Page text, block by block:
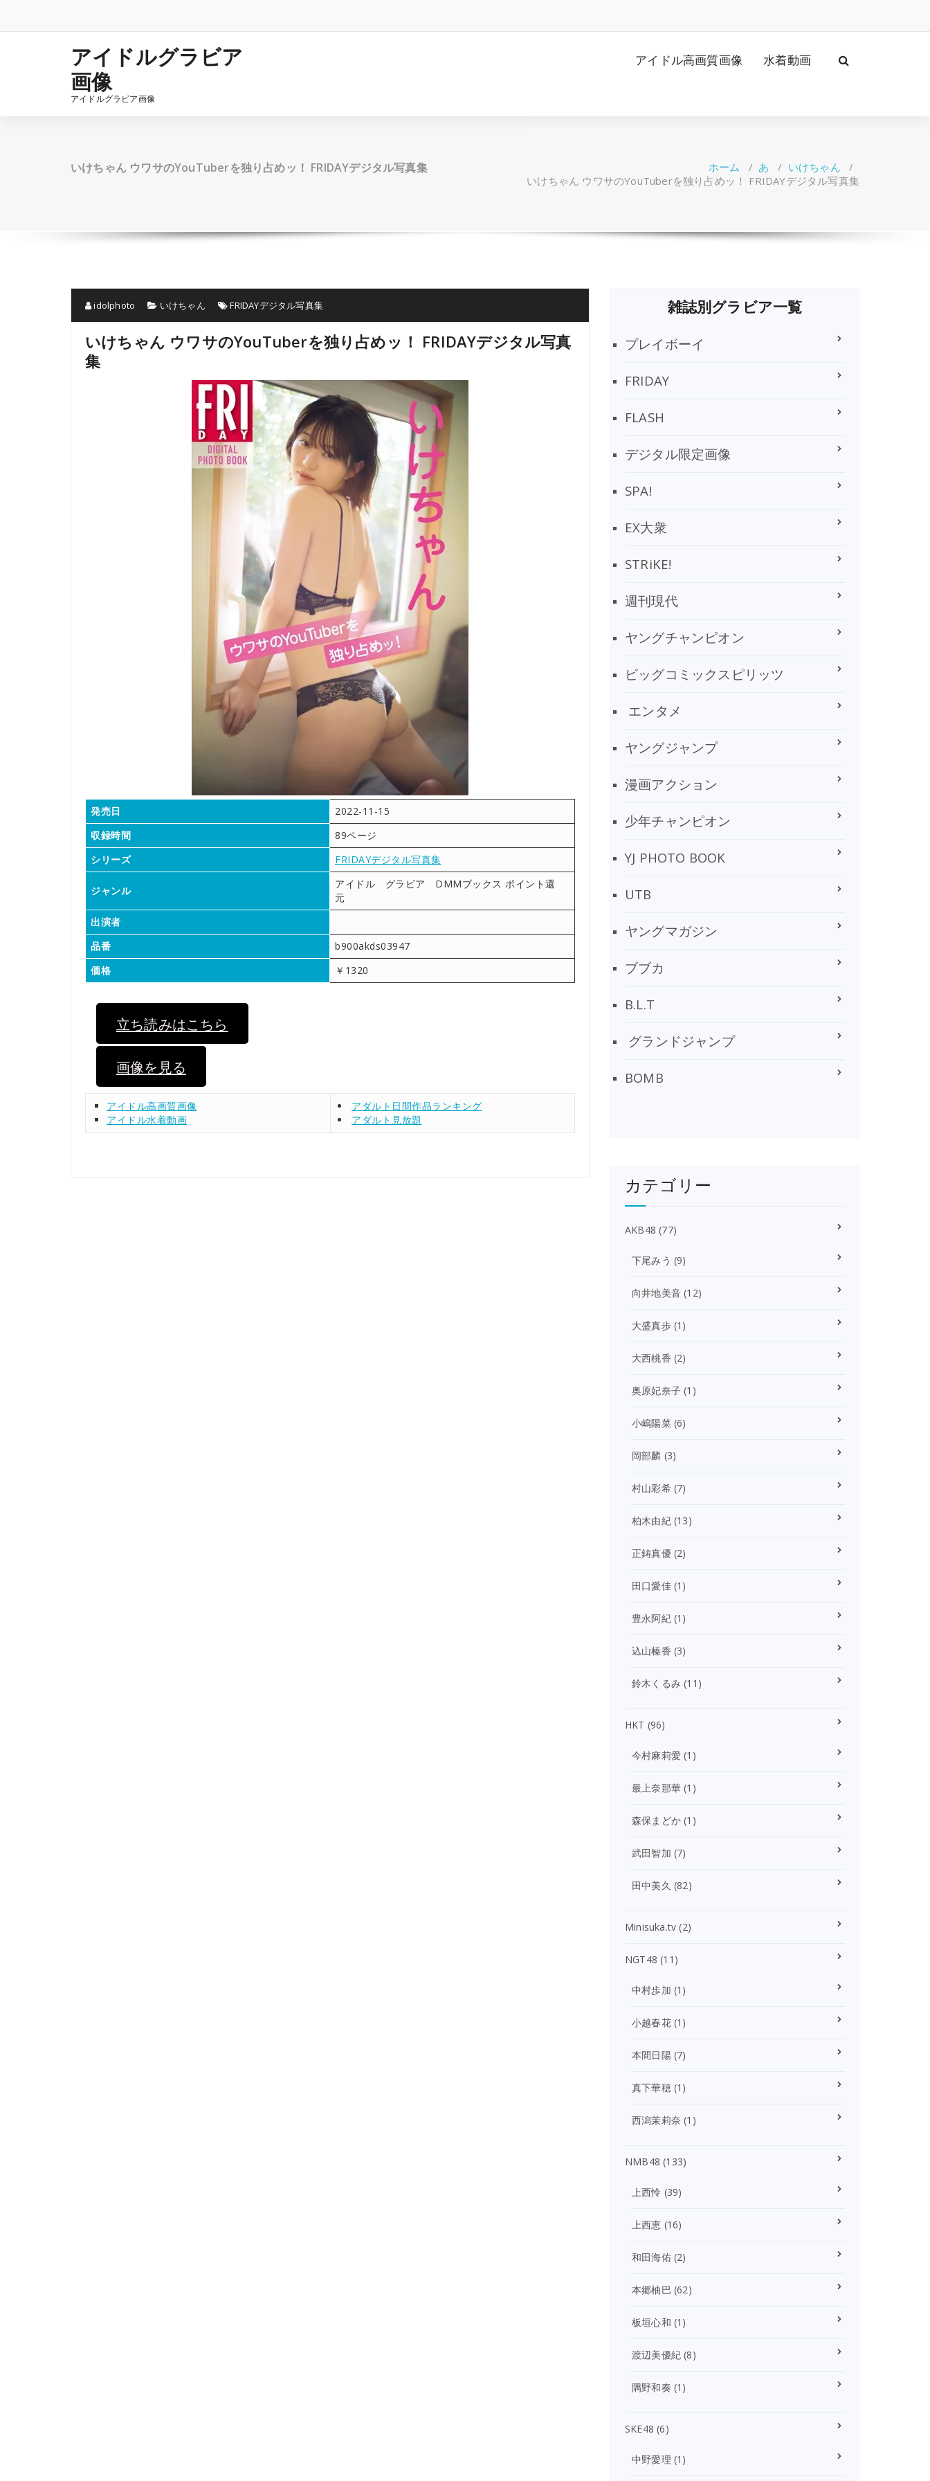
テ
アイドルグラビア
画像
アイドルグラビア画像
アイドル高画質画像 水着動画
いけちゃん ウワサのYouTuberを独り占めッ！ FRIDAYデジタル写真集 ホーム / あ / いけちゃん /
いけちゃん ウワサのYouTuberを独り占めッ！ FRIDAYデジタル写真集
idolphoto いけちゃん FRIDAYデジタル写真集
いけちゃん ウワサのYouTuberを独り占めッ！ FRIDAYデジタル写真
集
発売日
2022-11-15
収録時間
89ページ
シリーズ
FRIDAYデジタル写真集
ジャンル
アイドル グラビア DMMブックス ポイント還
元
出演者
品番
b900akds03947
価格
￥1320
立ち読みはこちら
画像を見る
アイドル高画質画像
アイドル水着動画
アダルト日間作品ランキング
アダルト見放題
雑誌別グラビア一覧
プレイボーイ
FRIDAY
FLASH
デジタル限定画像
SPA!
EX大衆
STRiKE!
週刊現代
ヤングチャンピオン
ビッグコミックスピリッツ
エンタメ
ヤングジャンプ
漫画アクション
少年チャンピオン
YJ PHOTO BOOK
UTB
ヤングマガジン
ブブカ
B.L.T
グランドジャンプ
BOMB
カテゴリー
AKB48 (77)
下尾みう (9)
向井地美音 (12)
大盛真歩(1)
大西桃香 (2)
奥原妃奈子 (1)
小嶋陽菜(6)
岡部麟 (3)
村山彩希(7)
柏木由紀(13)
正鋳真優(2)
田口愛佳(1)
豊永阿紀(1)
込山榛香 (3)
鈴木くるみ (11)
HKT (96)
今村麻莉愛 (1)
最上奈那華 (1)
森保まどか (1)
武田智加 (7)
田中美久 (82)
Minisuka.tv (2)
NGT48 (11)
中村歩加 (1)
小越春花(1)
本間日陽(7)
真下華穂(1)
西潟茉莉奈 (1)
NMB48 (133)
上西怜 (39)
上西恵 (16)
和田海佑(2)
本郷柚巴 (62)
板垣心和 (1)
渡辺美優紀 (8)
隅野和奏 (1)
SKE48 (6)
中野愛理 (1)